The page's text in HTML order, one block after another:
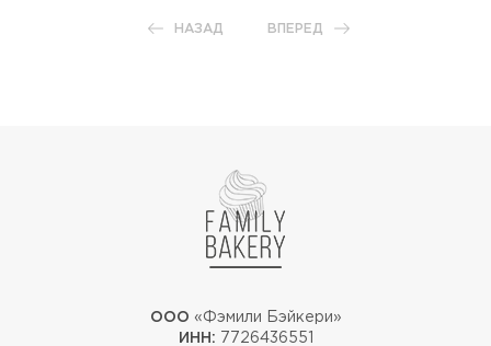
НАЗАД ВПЕРЕД
ООО «Фэмили Бэйкери»
ИНН: 7726436551